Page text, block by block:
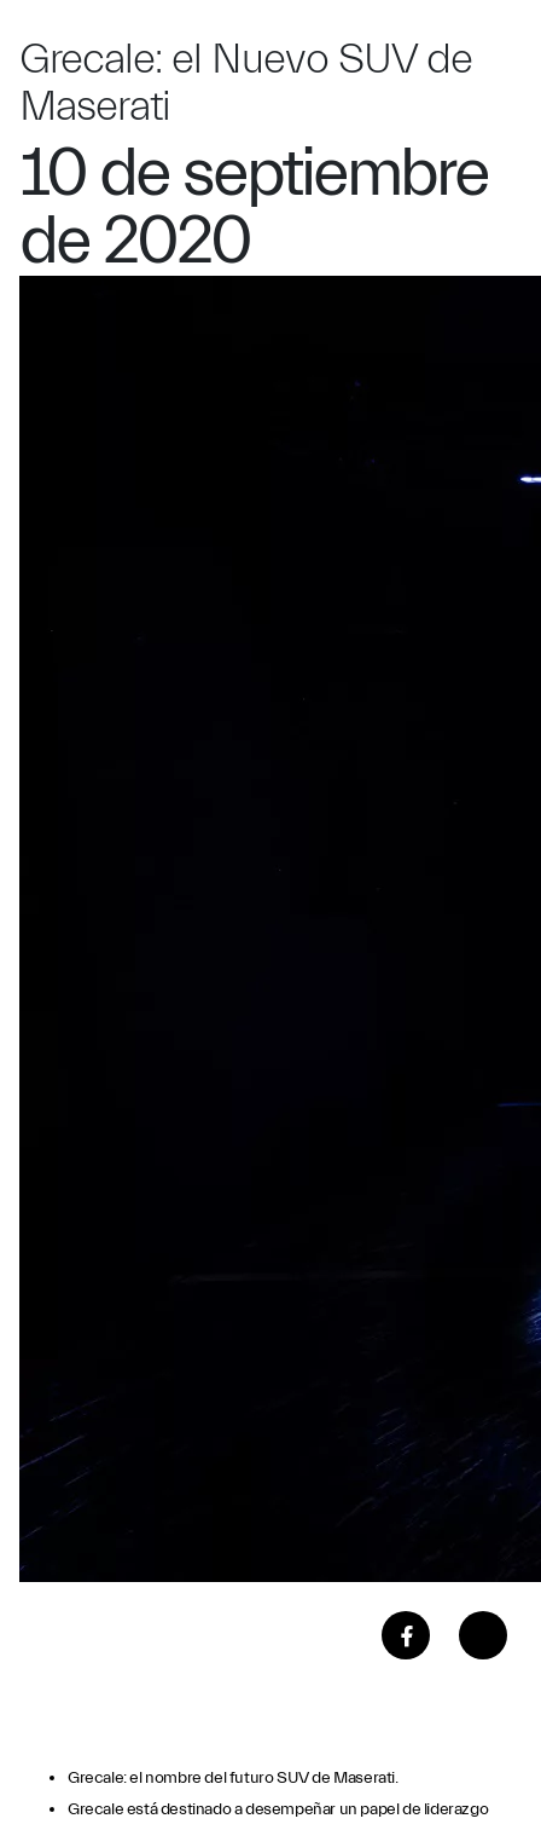
Grecale: el Nuevo SUV de
Maserati
10 de septiembre
de 2020
Grecale: el nombre del futuro SUV de Maserati.
Grecale está destinado a desempeñar un papel de liderazgo